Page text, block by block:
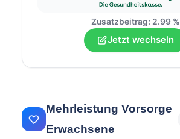
Zusatzbeitrag: 2.99 %
Jetzt wechseln
Mehrleistung Vorsorge
Erwachsene